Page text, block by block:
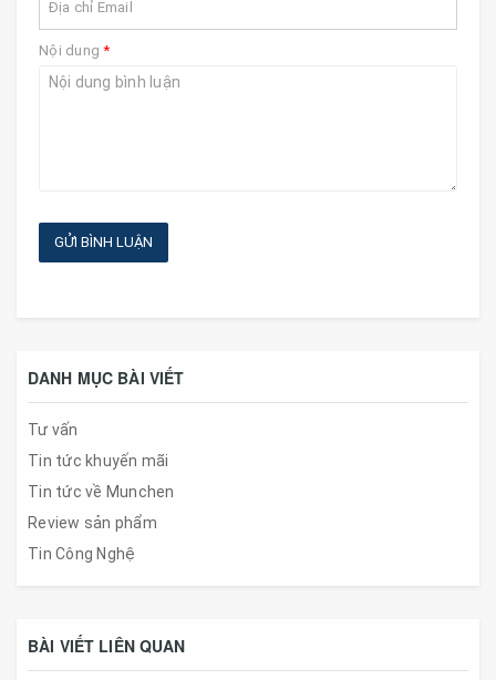
Nội dung*
GỬI BÌNH LUẬN
DANH MỤC BÀI VIẾT
Tư vấn
Tin tức khuyến mãi
Tin tức về Munchen
Review sản phẩm
Tin Công Nghệ
BÀI VIẾT LIÊN QUAN